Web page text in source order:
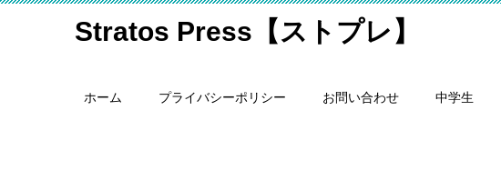
Stratos Press【ストプレ】
ホーム プライバシーポリシー お問い合わせ 中学生